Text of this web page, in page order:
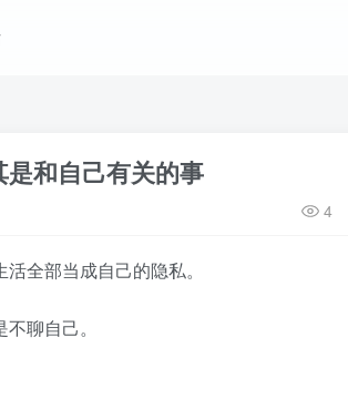
和自己有关的事
4
全部当成自己的隐私。
聊自己。